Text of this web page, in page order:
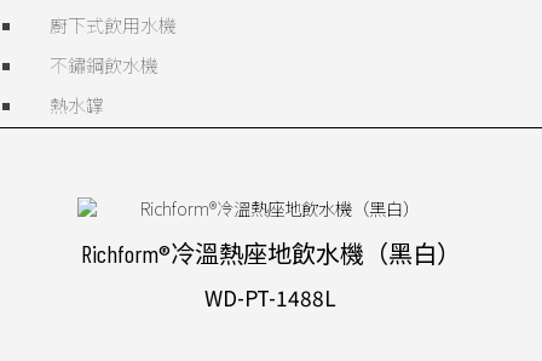
廚下式飲用水機
不鏽鋼飲水機
熱水罉
Richform®冷溫熱座地飲水機（黑白）
WD-PT-1488L